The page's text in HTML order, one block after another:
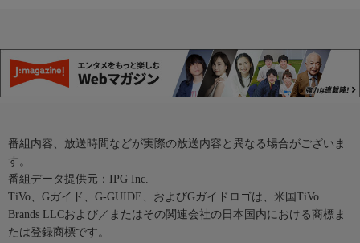
番組内容、放送時間などが実際の放送内容と異なる場合がございま
す。
番組データ提供元：IPG Inc.
TiVo、Gガイド、G-GUIDE、およびGガイドロゴは、米国TiVo
Brands LLCおよび／またはその関連会社の日本国内における商標ま
たは登録商標です。